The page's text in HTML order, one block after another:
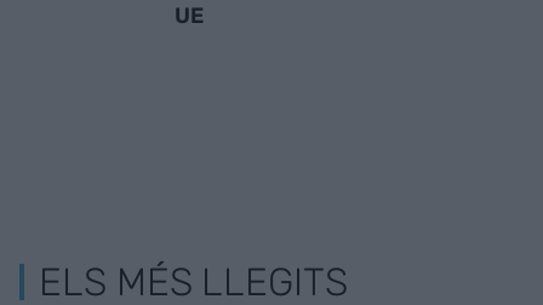
UE
ELS MÉS LLEGITS